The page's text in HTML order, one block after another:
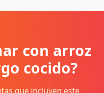
con arroz
cocido?
que incluyen este